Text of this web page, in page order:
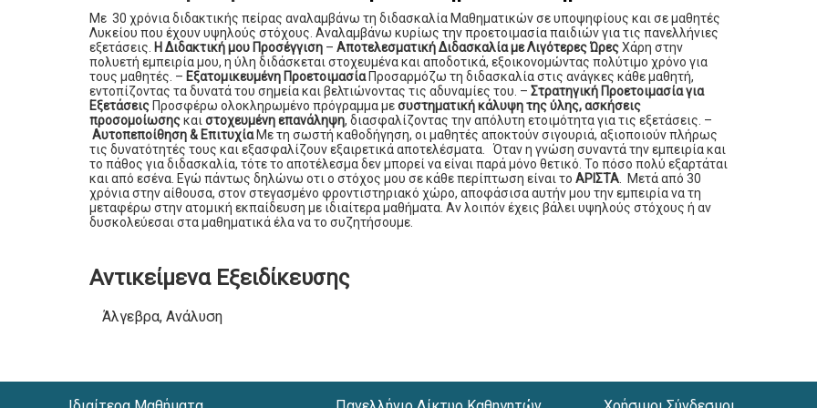
Με 30 χρόνια διδακτικής πείρας αναλαμβάνω τη διδασκαλία Μαθηματικών σε υποψηφίους και σε μαθητές
Λυκείου που έχουν υψηλούς στόχους. Αναλαμβάνω κυρίως την προετοιμασία παιδιών για τις πανελλήνιες
εξετάσεις. Η Διδακτική μου Προσέγγιση –Αποτελεσματική Διδασκαλία με Λιγότερες ΏρεςΧάρη στην
πολυετή εμπειρία μου, η ύλη διδάσκεται στοχευμένα και αποδοτικά, εξοικονομώντας πολύτιμο χρόνο για
τους μαθητές. – Εξατομικευμένη ΠροετοιμασίαΠροσαρμόζω τη διδασκαλία στις ανάγκες κάθε μαθητή,
εντοπίζοντας τα δυνατά του σημεία και βελτιώνοντας τις αδυναμίες του. –Στρατηγική Προετοιμασία για
Εξετάσεις Προσφέρω ολοκληρωμένο πρόγραμμα μεσυστηματική κάλυψη της ύλης, ασκήσεις
προσομοίωσηςκαιστοχευμένη επανάληψη, διασφαλίζοντας την απόλυτη ετοιμότητα για τις εξετάσεις. –
Αυτοπεποίθηση & ΕπιτυχίαΜε τη σωστή καθοδήγηση, οι μαθητές αποκτούν σιγουριά, αξιοποιούν πλήρως
τις δυνατότητές τους και εξασφαλίζουν εξαιρετικά αποτελέσματα. Όταν η γνώση συναντά την εμπειρία και
το πάθος για διδασκαλία, τότε το αποτέλεσμα δεν μπορεί να είναι παρά μόνο θετικό. Το πόσο πολύ εξαρτάται
και από εσένα. Εγώ πάντως δηλώνω οτι ο στόχος μου σε κάθε περίπτωση είναι τοΑΡΙΣΤΑ. Μετά από 30
χρόνια στην αίθουσα, στον στεγασμένο φροντιστηριακό χώρο, αποφάσισα αυτήν μου την εμπειρία να τη
μεταφέρω στην ατομική εκπαίδευση με ιδιαίτερα μαθήματα. Αν λοιπόν έχεις βάλει υψηλούς στόχους ή αν
δυσκολεύεσαι στα μαθηματικά έλα να το συζητήσουμε.
Αντικείμενα Εξειδίκευσης
Άλγεβρα, Ανάλυση